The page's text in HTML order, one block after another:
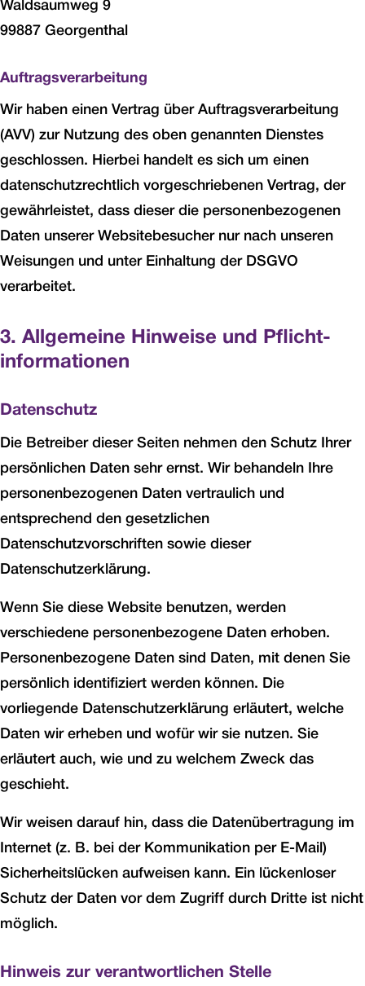
Waldsaumweg 9
99887 Georgenthal
Auftragsverarbeitung
Wir haben einen Vertrag über Auftragsverarbeitung
(AVV) zur Nutzung des oben genannten Dienstes
geschlossen. Hierbei handelt es sich um einen
datenschutzrechtlich vorgeschriebenen Vertrag, der
gewährleistet, dass dieser die personenbezogenen
Daten unserer Websitebesucher nur nach unseren
Weisungen und unter Einhaltung der DSGVO
verarbeitet.
3. Allgemeine Hinweise und Pflicht­
informationen
Datenschutz
Die Betreiber dieser Seiten nehmen den Schutz Ihrer
persönlichen Daten sehr ernst. Wir behandeln Ihre
personenbezogenen Daten vertraulich und
entsprechend den gesetzlichen
Datenschutzvorschriften sowie dieser
Datenschutzerklärung.
Wenn Sie diese Website benutzen, werden
verschiedene personenbezogene Daten erhoben.
Personenbezogene Daten sind Daten, mit denen Sie
persönlich identifiziert werden können. Die
vorliegende Datenschutzerklärung erläutert, welche
Daten wir erheben und wofür wir sie nutzen. Sie
erläutert auch, wie und zu welchem Zweck das
geschieht.
Wir weisen darauf hin, dass die Datenübertragung im
Internet (z. B. bei der Kommunikation per E-Mail)
Sicherheitslücken aufweisen kann. Ein lückenloser
Schutz der Daten vor dem Zugriff durch Dritte ist nicht
möglich.
Hinweis zur verantwortlichen Stelle